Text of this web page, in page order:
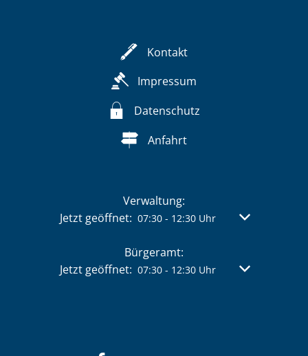
Kontakt
Impressum
Datenschutz
Anfahrt
Verwaltung:
Klicken, um weitere Öffnungs- oder
Jetzt geöffnet: 07:30- 12:30Uhr Von 07:30
Bürgeramt:
Klicken, um weitere Öffnungs- oder
Jetzt geöffnet: 07:30- 12:30Uhr Von 07:30